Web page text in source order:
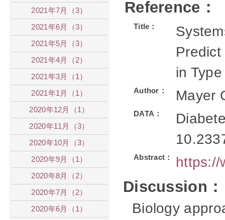
Reference：
Title：
in
Author： Mayer
DATA：
Abstract： https://
Discussion：
Biology
2021年7月（3）
2021年6月（3）
2021年5月（3）
2021年4月（2）
2021年3月（1）
2021年1月（1）
2020年12月（1）
2020年11月（3）
2020年10月（3）
2020年9月（1）
2020年8月（2）
2020年7月（2）
2020年6月（1）